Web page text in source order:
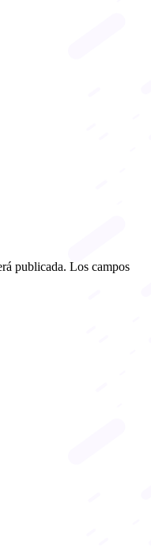
publicada. Los campos